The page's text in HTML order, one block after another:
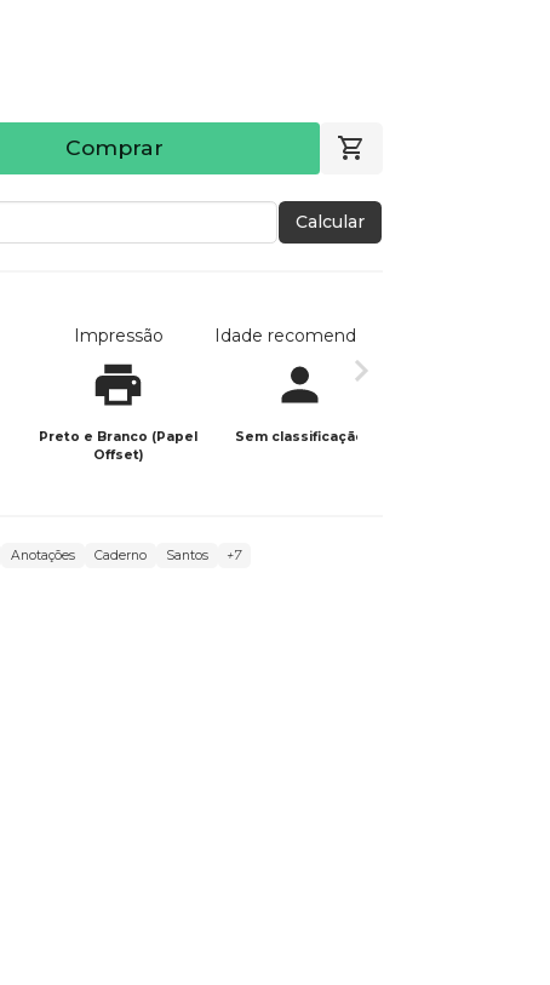
Comprar
Calcular
Impressão
Preto e Branco (Papel
Offset)
Idade recomendada
Sem classificação
Anotações Caderno Santos +7